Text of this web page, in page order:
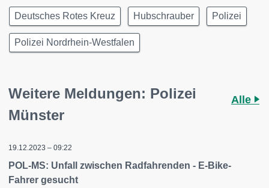
Deutsches Rotes Kreuz Hubschrauber Polizei
Polizei Nordrhein-Westfalen
Weitere Meldungen: Polizei
Münster
Alle
19.12.2023 – 09:22
POL-MS: Unfall zwischen Radfahrenden - E-Bike-
Fahrer gesucht